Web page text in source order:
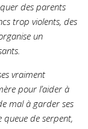
des parents
trop violents, des
un
vraiment
pour l’aider à
mal à garder ses
queue de serpent,